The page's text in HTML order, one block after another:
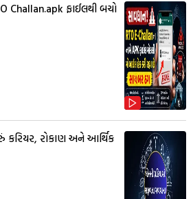
Challan.apk ફાઈલથી બચો
રોકાણ અને આર્થિક